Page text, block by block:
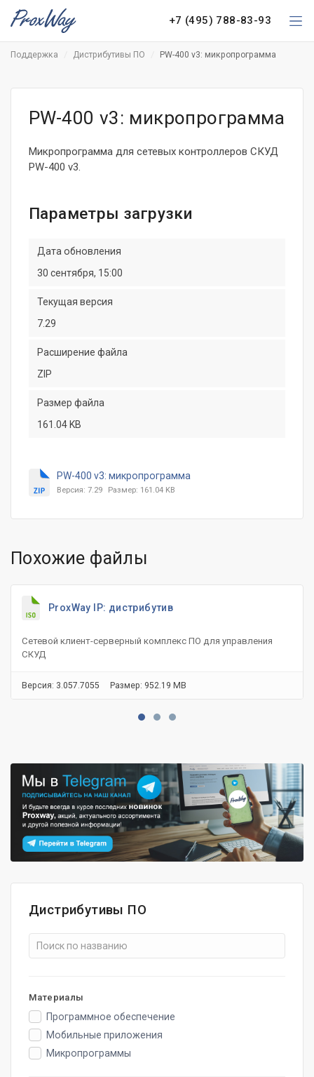
+7 (495) 788-83-93
Поддержка Дистрибутивы ПО PW-400 v3: микропрограмма
PW-400 v3: микропрограмма
Микропрограмма для сетевых контроллеров СКУД
PW-400 v3.
Параметры загрузки
Дата обновления
30 сентября, 15:00
Текущая версия
7.29
Расширение файла
ZIP
Размер файла
161.04 KB
PW-400 v3: микропрограмма
Версия: 7.29 Размер: 161.04 KB
Похожие файлы
ProxWay IP: дистрибутив
Сетевой клиент-серверный комплекс ПО для управления
СКУД
Версия: 3.057.7055 Размер: 952.19 MB
Дистрибутивы ПО
Материалы
Программное обеспечение
Мобильные приложения
Микропрограммы